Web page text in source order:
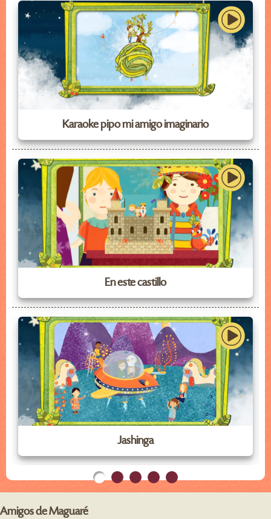
Karaoke pipo mi amigo imaginario
En este castillo
Jashinga
Amigos de Maguaré